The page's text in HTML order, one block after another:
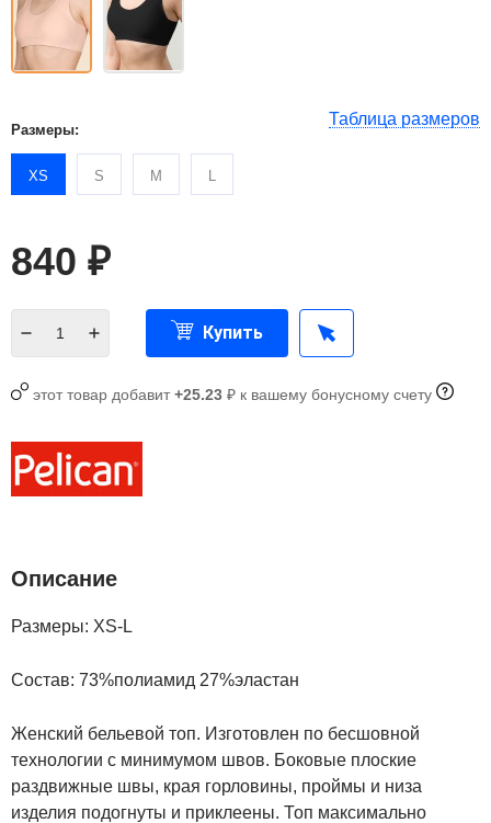
Таблица размеров
Размеры:
XS S M L
840 ₽
Купить
этот товар добавит+25.23 ₽ к вашему бонусному счету
Описание
Размеры: XS-L
Состав: 73%полиамид 27%эластан
Женский бельевой топ. Изготовлен по бесшовной
технологии с минимумом швов. Боковые плоские
раздвижные швы, края горловины, проймы и низа
изделия подогнуты и приклеены. Топ максимально